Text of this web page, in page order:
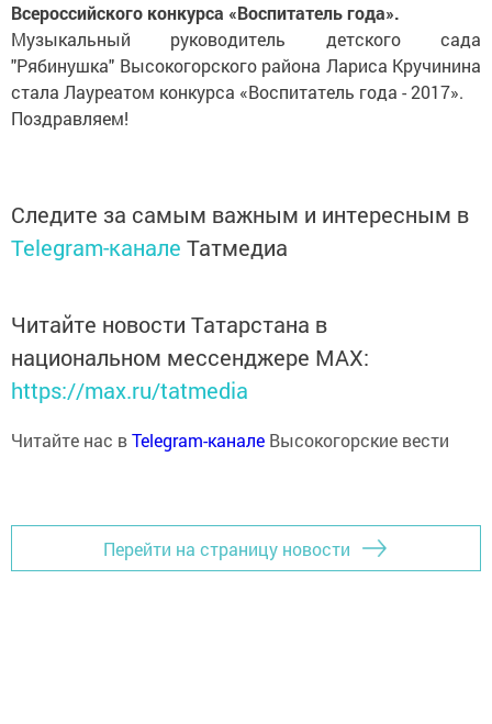
Всероссийского конкурса «Воспитатель года».
Музыкальный руководитель детского сада
"Рябинушка" Высокогорского района Лариса Кручинина
стала Лауреатом конкурса «Воспитатель года - 2017».
Поздравляем!
Следите за самым важным и интересным в
Telegram-канале Татмедиа
Читайте новости Татарстана в
национальном мессенджере MАХ:
https://max.ru/tatmedia
Читайте нас вTelegram-канале Высокогорские вести
Перейти на страницу новости